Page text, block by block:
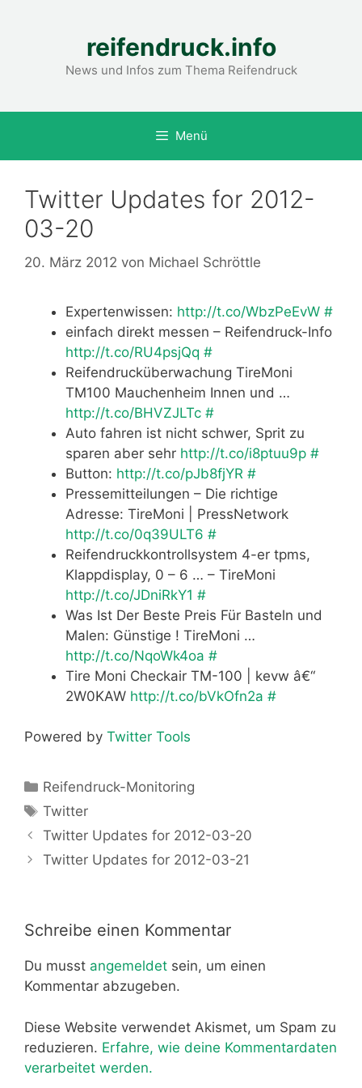
reifendruck.info
News und Infos zum Thema Reifendruck
Menü
Twitter Updates for 2012-
03-20
20. März 2012 von Michael Schröttle
Expertenwissen: http://t.co/WbzPeEvW #
einfach direkt messen – Reifendruck-Info
http://t.co/RU4psjQq #
Reifendrucküberwachung TireMoni
TM100 Mauchenheim Innen und …
http://t.co/BHVZJLTc #
Auto fahren ist nicht schwer, Sprit zu
sparen aber sehr http://t.co/i8ptuu9p #
Button: http://t.co/pJb8fjYR #
Pressemitteilungen – Die richtige
Adresse: TireMoni | PressNetwork
http://t.co/0q39ULT6 #
Reifendruckkontrollsystem 4-er tpms,
Klappdisplay, 0 – 6 … – TireMoni
http://t.co/JDniRkY1 #
Was Ist Der Beste Preis Für Basteln und
Malen: Günstige ! TireMoni …
http://t.co/NqoWk4oa #
Tire Moni Checkair TM-100 | kevw â€“
2W0KAW http://t.co/bVkOfn2a #
Powered by Twitter Tools
Kategorien
Reifendruck-Monitoring
Schlagwörter
Twitter
Twitter Updates for 2012-03-20
Twitter Updates for 2012-03-21
Schreibe einen Kommentar
Du musst angemeldet sein, um einen
Kommentar abzugeben.
Diese Website verwendet Akismet, um Spam zu
reduzieren. Erfahre, wie deine Kommentardaten
verarbeitet werden.